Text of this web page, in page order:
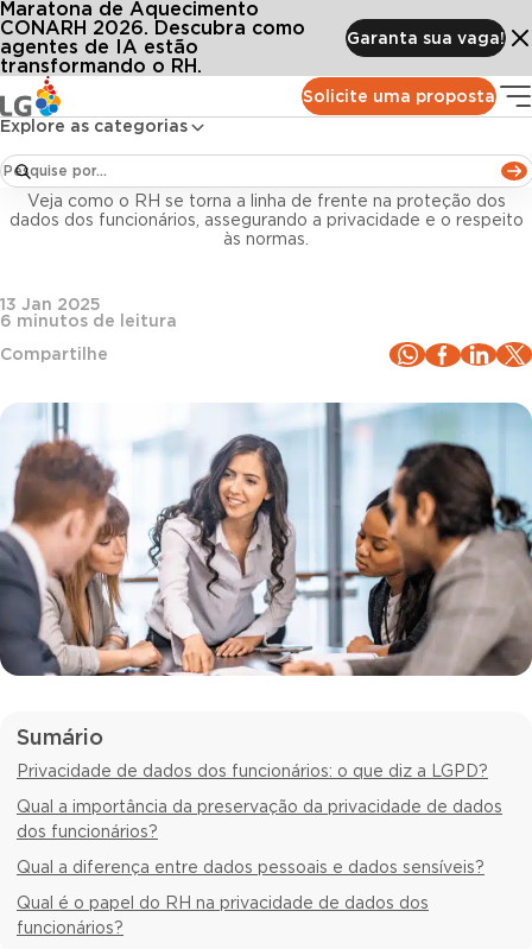
Solicite uma proposta
Explore as categorias
Maratona de Aquecimento
CONARH 2026. Descubra como
agentes de IA estão
transformando o RH.
Garanta sua vaga!
Conteúdos Blog LG
de dados dos funcionários na empresa: o papel do RH nesse
Gestão de pessoas
Privacidade de dados dos funcionários na
empresa: o papel do RH nesse processo
Veja como o RH se torna a linha de frente na proteção dos
dados dos funcionários, assegurando a privacidade e o respeito
às normas.
13 Jan 2025
6 minutos de leitura
Compartilhe
Sumário
Privacidade de dados dos funcionários: o que diz a LGPD?
Qual a importância da preservação da privacidade de dados
dos funcionários?
Qual a diferença entre dados pessoais e dados sensíveis?
Qual é o papel do RH na privacidade de dados dos
funcionários?